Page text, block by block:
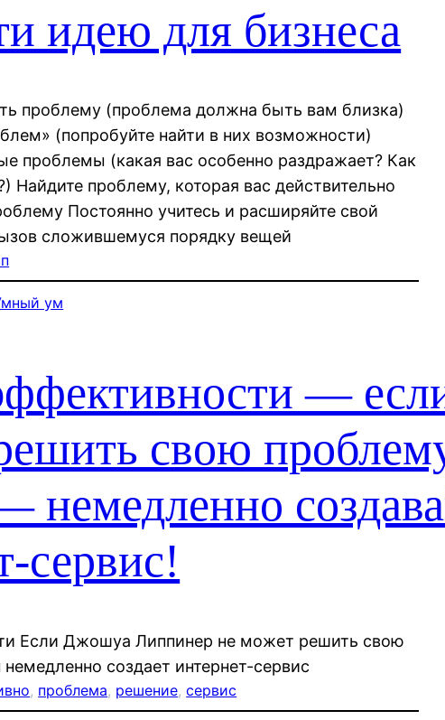
идею для бизнеса
проблему (проблема должна быть вам близка)
(попробуйте найти в них возможности)
проблемы (какая вас особенно раздражает? Как
Найдите проблему, которая вас действительно
Постоянно учитесь и расширяйте свой
сложившемуся порядку вещей
ум
—
свою
немедленно
сервис!
Если Джошуа Липпинер не может решить свою
создает интернет-сервис
, проблема, решение, сервис